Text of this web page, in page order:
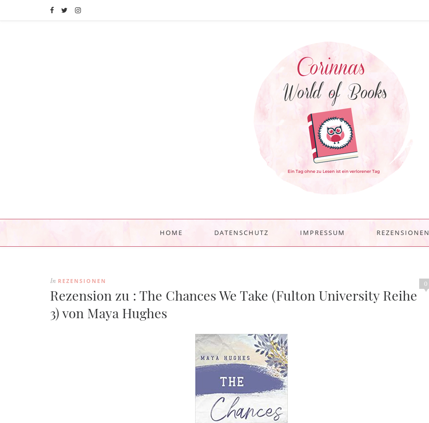
HOME DATENSCHUTZ IMPRESSUM REZENSIONEN
0
In REZENSIONEN
Rezension zu : The Chances We Take (Fulton University Reihe
3) von Maya Hughes